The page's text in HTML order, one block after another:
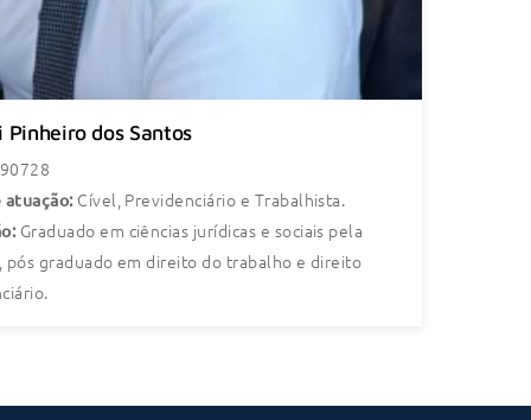
Pinheiro dos Santos
atuação:Cível, Previdenciário e Trabalhista.
Graduado em ciências jurídicas e sociais pela
pós graduado em direito do trabalho e direito